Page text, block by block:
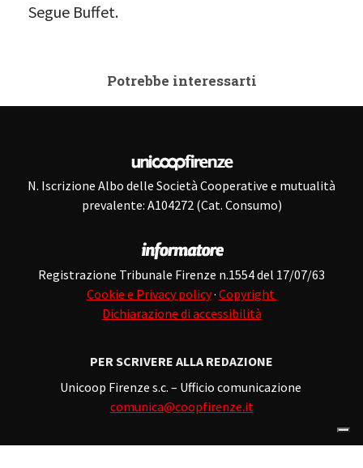
Segue Buffet.
Potrebbe interessarti
N. Iscrizione Albo delle Società Cooperative e mutualità
prevalente: A104272 (Cat. Consumo)
Registrazione Tribunale Firenze n.1554 del 17/07/63
Cookie e Privacy policy· Copyright
Dichiarazione di accessibilità
PER SCRIVERE ALLA REDAZIONE
Unicoop Firenze s.c. – Ufficio comunicazione
comunica@coopfirenze.it